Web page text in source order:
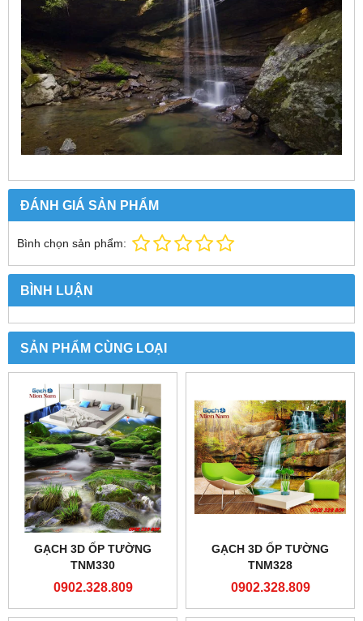
ĐÁNH GIÁ SẢN PHẨM
Bình chọn sản phẩm:
BÌNH LUẬN
SẢN PHẨM CÙNG LOẠI
GẠCH 3D ỐP TƯỜNG
TNM330
0902.328.809
GẠCH 3D ỐP TƯỜNG
TNM328
0902.328.809